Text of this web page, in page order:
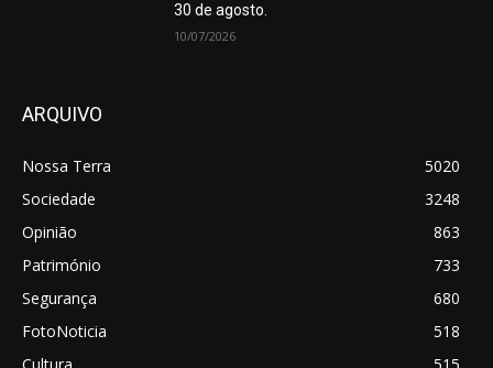
30 de agosto.
10/07/2026
ARQUIVO
Nossa Terra
5020
Sociedade
3248
Opinião
863
Património
733
Segurança
680
FotoNoticia
518